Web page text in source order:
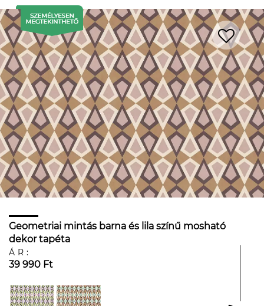
Geometriai mintás barna és lila színű mosható
dekor tapéta
ÁR:
39 990 Ft